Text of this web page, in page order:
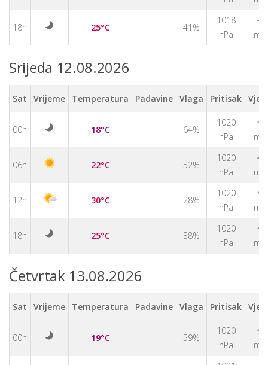
18h 25°C 41%
1018
hPa
↑
m/s
Srijeda 12.08.2026
Sat Vrijeme Temperatura Padavine Vlaga Pritisak
00h 18°C 64%
1020
hPa
↑
m/s
06h 22°C 52%
1020
hPa
↑
m/s
12h 30°C 28%
1020
hPa
↑
m/s
18h 25°C 38%
1020
hPa
↑
m/s
Četvrtak 13.08.2026
Sat Vrijeme Temperatura Padavine Vlaga Pritisak
00h 19°C 59%
1020
hPa
↑
m/s